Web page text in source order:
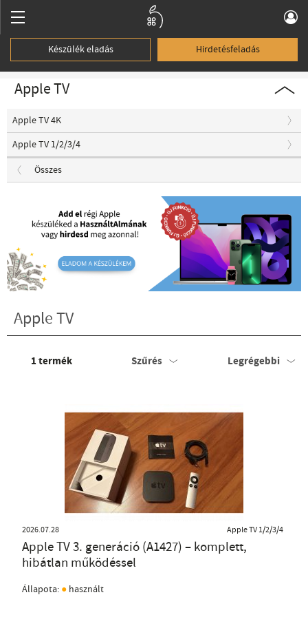
Készülék eladás Hirdetésfeladás
Apple TV
Apple TV 4K
Apple TV 1/2/3/4
Összes
Apple TV
1termék Szűrés Legrégebbi
2026.07.28 Apple TV 1/2/3/4
Apple TV 3. generáció (A1427) – komplett,
hibátlan működéssel
Állapota: ● használt